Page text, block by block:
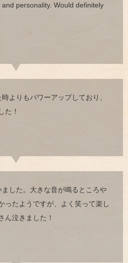
personality. Would definitely
よりもパワーアップしており、
た！
した。大きな音が鳴るところや
ったようですが、よく笑って楽し
ん泣きました！